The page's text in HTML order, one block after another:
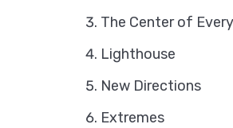
The Center of
Lighthouse
New Directions
Extremes